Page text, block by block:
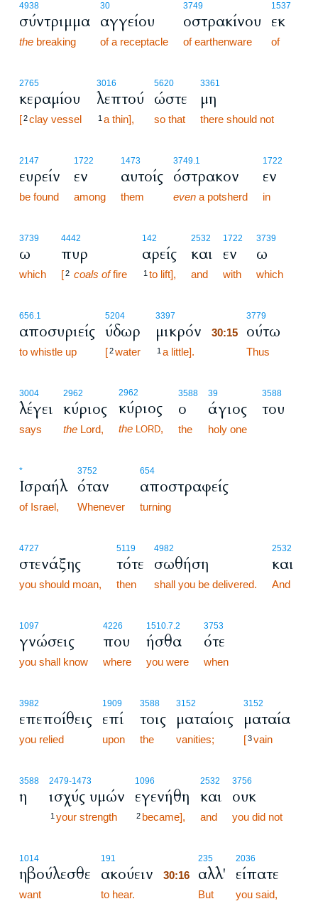
4938
σύντριμμα
the breaking
30
αγγείου
of a receptacle
3749
οστρακίνου
of earthenware
1537
εκ
of
2765
κεραμίου
[2clay vessel
3016
λεπτού
1 a thin],
5620
ώστε
so that
3361
μη
there should not
2147
ευρείν
be found
1722
εν
among
1473
αυτοίς
them
3749.1
όστρακον
even a potsherd
1722
εν
in
3739
ω
which
4442
πυρ
[2 coals offire
142
αρείς
1 to lift],
2532
και
and
1722
εν
with
3739
ω
which
656.1
αποσυριείς
to whistle up
5204
ύδωρ
[2water
3397
μικρόν
1 a little].
3779
30:15 ούτω
Thus
3004
λέγει
says
2962
κύριος
the Lord,
2962
κύριος
the LORD,
3588
ο
the
39
άγιος
holy one
3588
του
*
Ισραήλ
of Israel,
3752
όταν
Whenever
654
αποστραφείς
turning
4727
στενάξης
you should moan,
5119
τότε
then
4982
σωθήση
shall you be delivered.
2532
και
And
1097
γνώσεις
you shall know
4226
που
where
1510.7.2
ήσθα
you were
3753
ότε
when
3982
επεποίθεις
you relied
1909
επί
upon
3588
τοις
the
3152
ματαίοις
vanities;
3152
ματαία
[3vain
3588
η
2479-1473
ισχύς υμών
1 your strength
1096
εγενήθη
2 became],
2532
και
and
3756
ουκ
you did not
1014
ηβούλεσθε
want
191
ακούειν
to hear.
235
30:16 αλλ'
But
2036
είπατε
you said,